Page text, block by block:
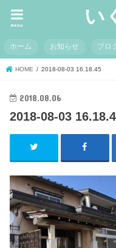
い
menu
ホーム お知らせ ブロ
HOME 2018-08-03 16.18.45
2018.08.06
2018-08-03